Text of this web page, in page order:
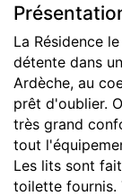
La Résidence
détente dans
Ardèche, au
prêt d'oublier.
très grand
tout
Les lits sont
toilette fournis.